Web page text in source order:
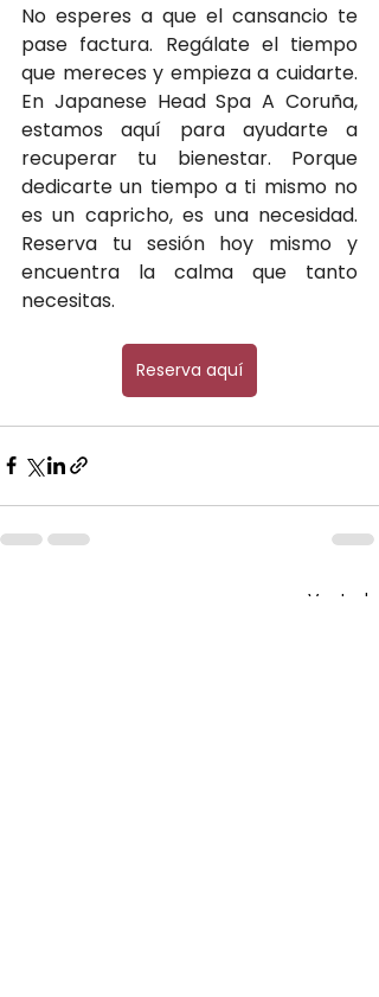
No esperes a que el cansancio te
pase factura. Regálate el tiempo
que mereces y empieza a cuidarte.
En Japanese Head Spa A Coruña,
estamos aquí para ayudarte a
recuperar tu bienestar. Porque
dedicarte un tiempo a ti mismo no
es un capricho, es una necesidad.
Reserva tu sesión hoy mismo y
encuentra la calma que tanto
necesitas.
Reserva aquí
Ver todo